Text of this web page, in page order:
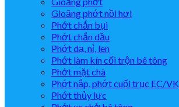
Gioăng phớt nồi hơi
Phớt chắn bụi
Phớt chắn dầu
Phớt dạ, nỉ, len
Phớt làm kín cối trộn bê tông
Phớt mặt chà
Phớt nắp, phớt cuối trục EC/VK
Phớt thủy lực